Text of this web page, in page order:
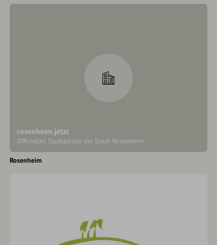
rosenheim.jetzt
Offizielles Stadtportal der Stadt Rosenheim
Rosenheim